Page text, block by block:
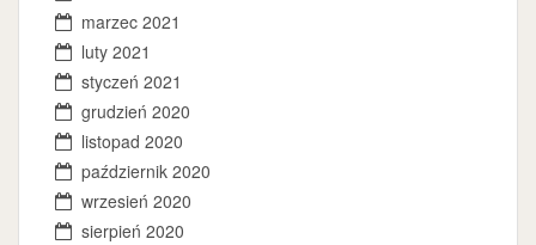
marzec 2021
luty 2021
styczeń 2021
grudzień 2020
listopad 2020
październik 2020
wrzesień 2020
sierpień 2020